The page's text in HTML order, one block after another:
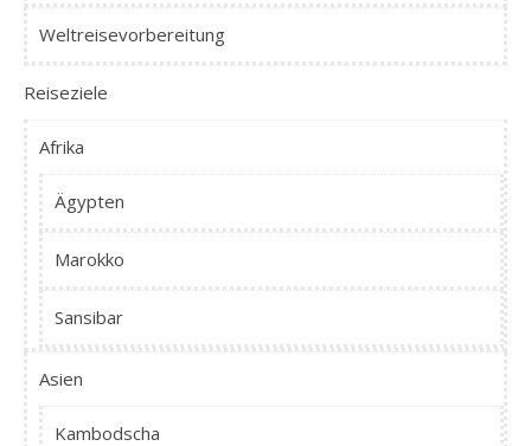
Weltreisevorbereitung
Reiseziele
Afrika
Ägypten
Marokko
Sansibar
Asien
Kambodscha